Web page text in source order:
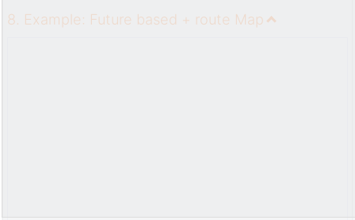
8. Example: Future based + route Map